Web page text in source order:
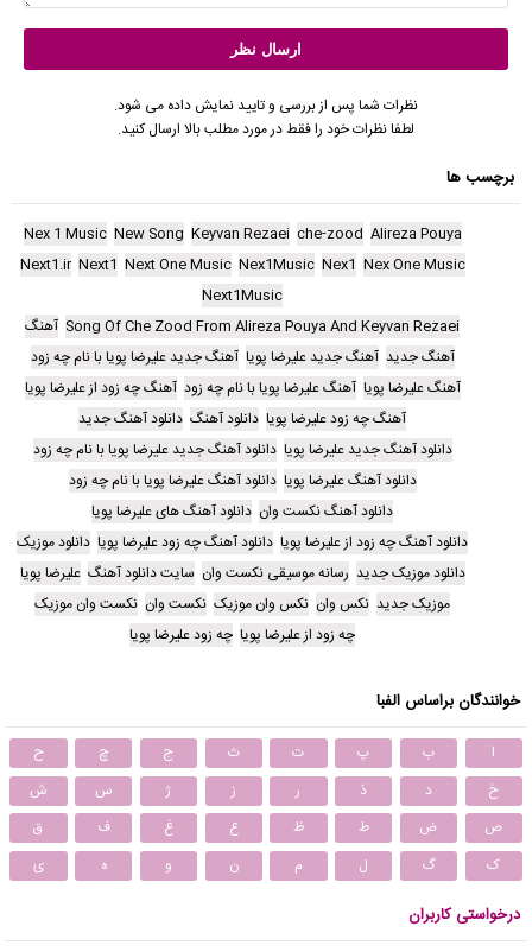
نظرات شما پس از بررسی و تایید نمایش داده می شود.
لطفا نظرات خود را فقط در مورد مطلب بالا ارسال کنید.
برچسب ها
Alireza Pouya
che-zood
Keyvan Rezaei
New Song
Nex 1 Music
Nex One Music
Nex1
Nex1Music
Next One Music
Next1
Next1.ir
Next1Music
Song Of Che Zood From Alireza Pouya And Keyvan Rezaei آهنگ
آهنگ جدید آهنگ جدید علیرضا پویا آهنگ جدید علیرضا پویا با نام چه زود
آهنگ علیرضا پویا آهنگ علیرضا پویا با نام چه زود آهنگ چه زود از علیرضا پویا
آهنگ چه زود علیرضا پویا دانلود آهنگ دانلود آهنگ جدید
دانلود آهنگ جدید علیرضا پویا دانلود آهنگ جدید علیرضا پویا با نام چه زود
دانلود آهنگ علیرضا پویا دانلود آهنگ علیرضا پویا با نام چه زود
دانلود آهنگ نکست وان دانلود آهنگ های علیرضا پویا
دانلود آهنگ چه زود از علیرضا پویا دانلود آهنگ چه زود علیرضا پویا دانلود موزیک
دانلود موزیک جدید رسانه موسیقی نکست وان سایت دانلود آهنگ علیرضا پویا
موزیک جدید نکس وان نکس وان موزیک نکست وان نکست وان موزیک
چه زود از علیرضا پویا چه زود علیرضا پویا
خوانندگان براساس الفبا
ا ب پ ت ث ج چ
ح
خ
د ذ ر ز ژ س
ش
ص
ض ط ظ ع غ ف
ق
ک
گ ل م ن و ه ی
درخواستی کاربران